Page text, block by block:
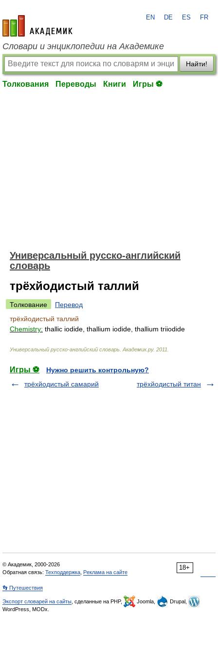
academic.ru
EN DE ES FR
Словари и энциклопедии на Академике
Найти!
Толкования Переводы Книги Игры ⚽
Универсальный русско-английский
словарь
трёхйодистый таллий
Толкование
Перевод
трёхйодистый таллий
Chemistry: thallic iodide, thallium iodide, thallium triiodide
Универсальный русско-английский словарь Академик.ру. 2011
Игры ⚽
Нужно решить контрольную?
трёхйодистый самарий
трёхйодистый титан
18+
© Академик, 2000-2026
Обратная связь: Техподдержка Реклама на сайте
👣 Путешествия
Экспорт словарей на сайты , сделанные на PHP, Joomla,
Drupal,
WordPress, MODx.